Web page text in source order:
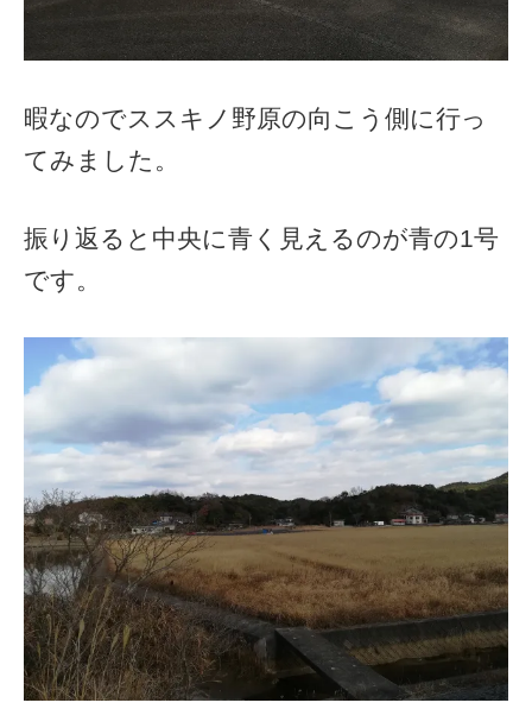
暇なのでススキノ野原の向こう側に行っ
てみました。
振り返ると中央に青く見えるのが青の1号
です。